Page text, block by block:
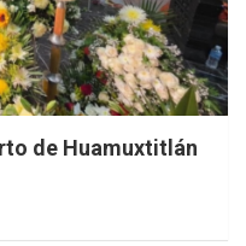
de Huamuxtitlán